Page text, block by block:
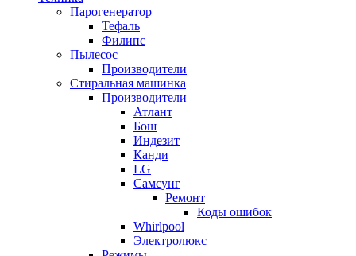
Парогенератор
Тефаль
Филипс
Пылесос
Производители
Стиральная машинка
Производители
Атлант
Бош
Индезит
Канди
LG
Самсунг
Ремонт
Коды ошибок
Whirlpool
Электролюкс